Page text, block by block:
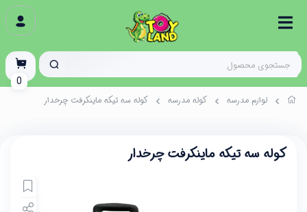
لوازم مدرسه کوله مدرسه کوله سه تیکه ماینکرفت چرخدار
کوله سه تیکه ماینکرفت چرخدار
0